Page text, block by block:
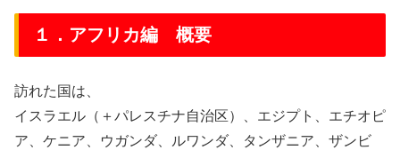
１．アフリカ編 概要
訪れた国は、
イスラエル（＋パレスチナ自治区）、エジプト、エチオピ
ア、ケニア、ウガンダ、ルワンダ、タンザニア、ザンビ